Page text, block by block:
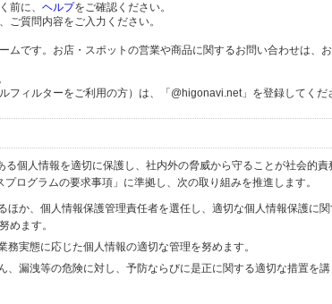
前に、 ヘルプをご確認ください。
、ご質問内容をご入力ください。
です。お店・スポットの営業や商品に関するお問い合わせは、
ィルターをご利用の方）は、「@higonavi.net」を登録してくだ
個人情報を適切に保護し、社内外の脅威から守ることが社会的責
ログラムの要求事項」に準拠し、次の取り組みを推進します。
か、個人情報保護管理責任者を選任し、適切な個人情報保護に
めます。
実態に応じた個人情報の適切な管理を努めます。
漏洩等の危険に対し、予防ならびに是正に関する適切な措置を講